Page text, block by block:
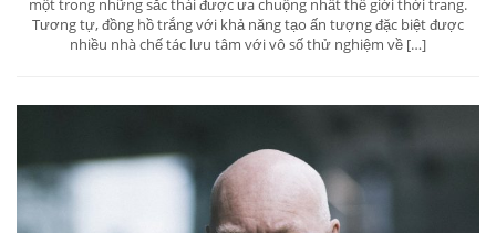
một trong những sắc thái được ưa chuộng nhất thế giới thời trang.
Tương tự, đồng hồ trắng với khả năng tạo ấn tượng đặc biệt được
nhiều nhà chế tác lưu tâm với vô số thử nghiệm về […]